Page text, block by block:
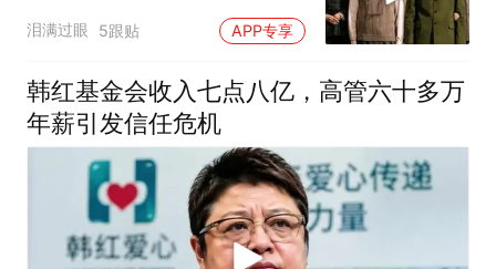
亿善款仅冰山一角
泪满过眼 5跟贴 APP专享
韩红基金会收入七点八亿，高管六十多万
年薪引发信任危机